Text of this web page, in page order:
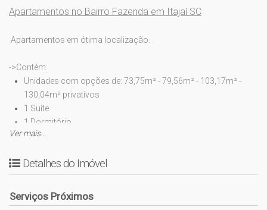
Apartamentos no Bairro Fazenda em Itajaí SC
Apartamentos em ótima localização.
->Contém:
Unidades com opções de: 73,75m² - 79,56m² - 103,17m² -
130,04m² privativos
1 Suíte
1 Dormitório
Banheiro social
Sala de estar, TV e jantar
Sacada com churrasqueira
Área de serviço
1 Vaga de garagem
Ver mais...
Detalhes do Imóvel
Serviços Próximos